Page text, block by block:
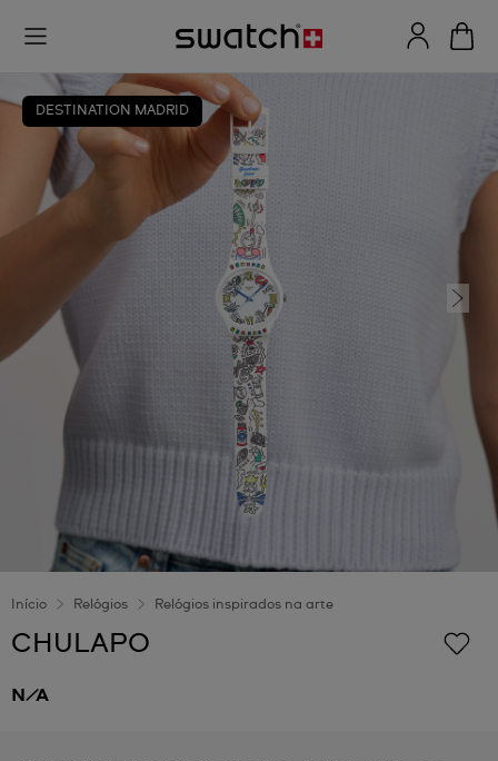
DESTINATION MADRID
Início Relógios Relógios inspirados na arte
CHULAPO
N/A